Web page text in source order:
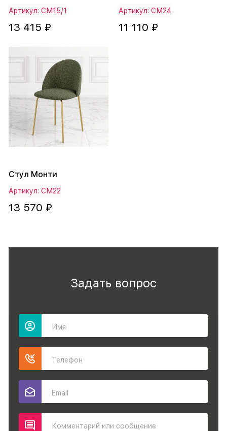
Артикул: СМ15/1
13 415 ₽
Артикул: СМ24
11 110 ₽
Стул Монти
Артикул: СМ22
13 570 ₽
Задать вопрос
Имя
Телефон
Email
Комментарий или сообщение